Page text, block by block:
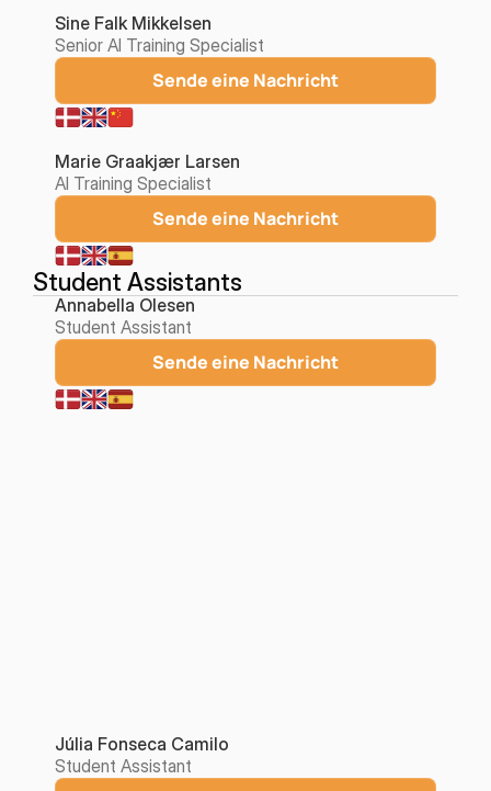
Sine Falk Mikkelsen
Senior AI Training Specialist
Sende eine Nachricht
Marie Graakjær Larsen
AI Training Specialist
Sende eine Nachricht
Student Assistants
Annabella Olesen
Student Assistant
Sende eine Nachricht
Júlia Fonseca Camilo
Student Assistant